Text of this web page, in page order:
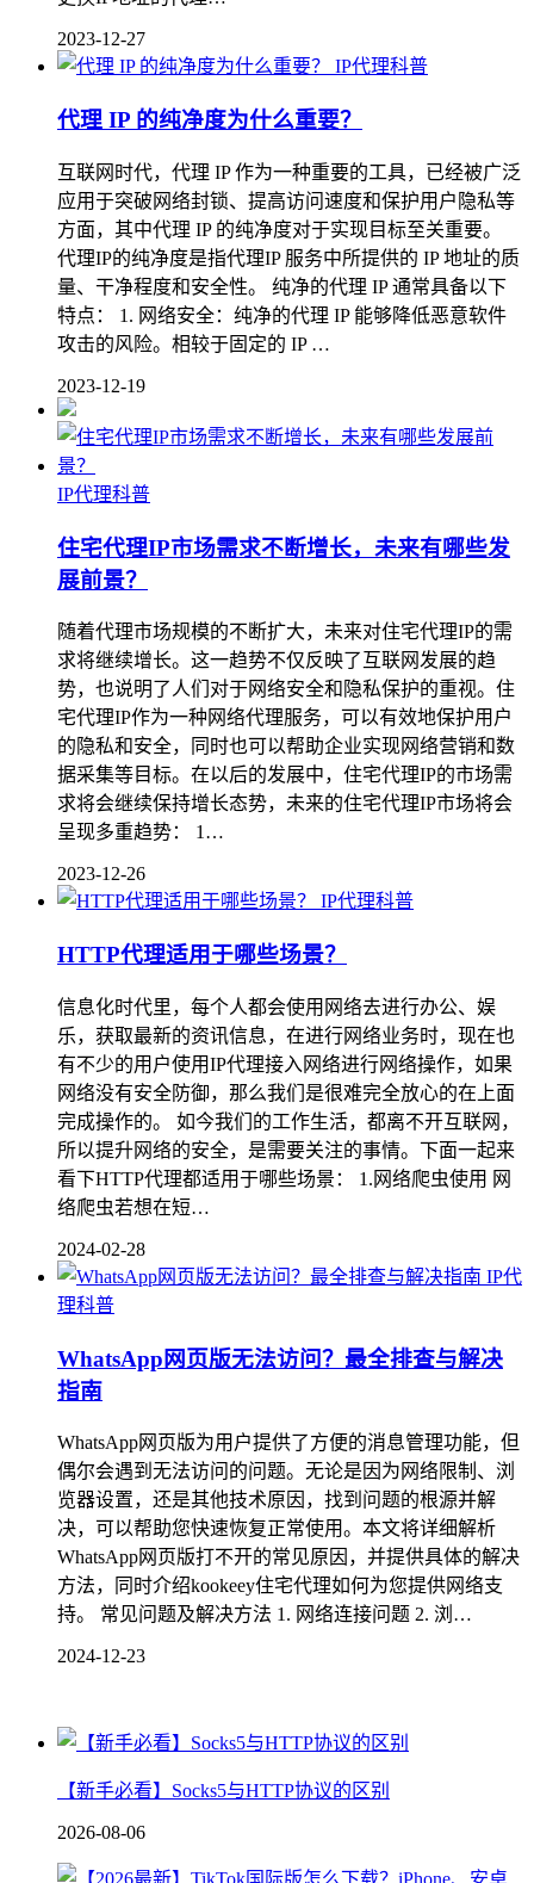
2023-12-27
IP代理科普
代理 IP 的纯净度为什么重要？
互联网时代，代理 IP 作为一种重要的工具，已经被广泛
应用于突破网络封锁、提高访问速度和保护用户隐私等
方面，其中代理 IP 的纯净度对于实现目标至关重要。
代理IP的纯净度是指代理IP 服务中所提供的 IP 地址的质
量、干净程度和安全性。 纯净的代理 IP 通常具备以下
特点： 1. 网络安全：纯净的代理 IP 能够降低恶意软件
攻击的风险。相较于固定的 IP …
2023-12-19
IP代理科普
住宅代理IP市场需求不断增长，未来有哪些发
展前景？
随着代理市场规模的不断扩大，未来对住宅代理IP的需
求将继续增长。这一趋势不仅反映了互联网发展的趋
势，也说明了人们对于网络安全和隐私保护的重视。住
宅代理IP作为一种网络代理服务，可以有效地保护用户
的隐私和安全，同时也可以帮助企业实现网络营销和数
据采集等目标。在以后的发展中，住宅代理IP的市场需
求将会继续保持增长态势，未来的住宅代理IP市场将会
呈现多重趋势： 1…
2023-12-26
IP代理科普
HTTP代理适用于哪些场景？
信息化时代里，每个人都会使用网络去进行办公、娱
乐，获取最新的资讯信息，在进行网络业务时，现在也
有不少的用户使用IP代理接入网络进行网络操作，如果
网络没有安全防御，那么我们是很难完全放心的在上面
完成操作的。 如今我们的工作生活，都离不开互联网，
所以提升网络的安全，是需要关注的事情。下面一起来
看下HTTP代理都适用于哪些场景： 1.网络爬虫使用 网
络爬虫若想在短…
2024-02-28
IP代
理科普
WhatsApp网页版无法访问？最全排查与解决
指南
WhatsApp网页版为用户提供了方便的消息管理功能，但
偶尔会遇到无法访问的问题。无论是因为网络限制、浏
览器设置，还是其他技术原因，找到问题的根源并解
决，可以帮助您快速恢复正常使用。本文将详细解析
WhatsApp网页版打不开的常见原因，并提供具体的解决
方法，同时介绍kookeey住宅代理如何为您提供网络支
持。 常见问题及解决方法 1. 网络连接问题 2. 浏…
2024-12-23
【新手必看】Socks5与HTTP协议的区别
2026-08-06